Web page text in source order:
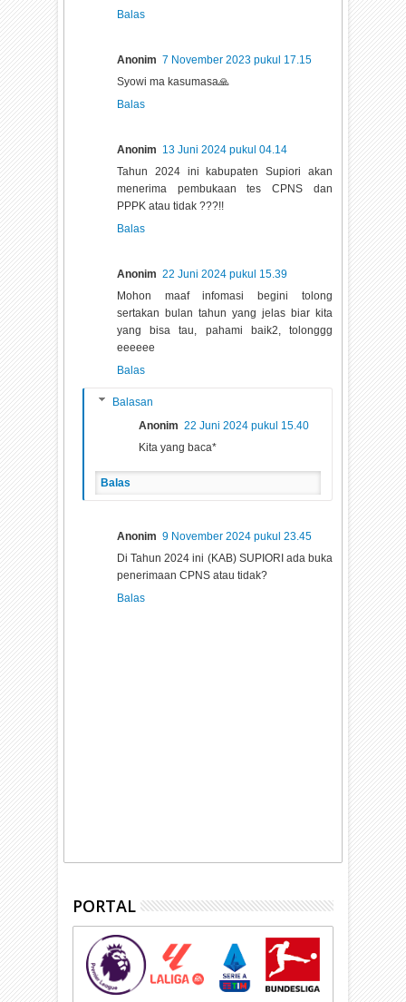
Balas
Anonim 7 November 2023 pukul 17.15
Syowi ma kasumasa🙏
Balas
Anonim 13 Juni 2024 pukul 04.14
Tahun 2024 ini kabupaten Supiori akan
menerima pembukaan tes CPNS dan
PPPK atau tidak ???!!
Balas
Anonim 22 Juni 2024 pukul 15.39
Mohon maaf infomasi begini tolong
sertakan bulan tahun yang jelas biar kita
yang bisa tau, pahami baik2, tolonggg
eeeeee
Balas
Balasan
Anonim 22 Juni 2024 pukul 15.40
Kita yang baca*
Balas
Anonim 9 November 2024 pukul 23.45
Di Tahun 2024 ini (KAB) SUPIORI ada buka
penerimaan CPNS atau tidak?
Balas
PORTAL